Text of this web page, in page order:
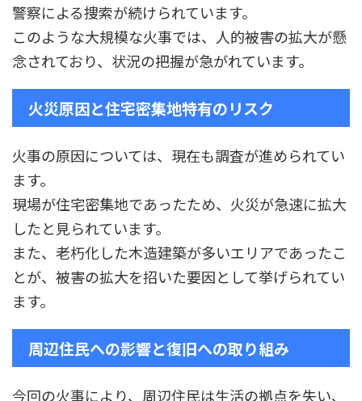
警察による捜索が続けられています。
このような大規模な火事では、人的被害の拡大が懸
念されており、状況の把握が急がれています。
火災原因と住宅密集地特有のリスク
火事の原因については、現在も調査が進められてい
ます。
現場が住宅密集地であったため、火災が急速に拡大
したと見られています。
また、老朽化した木造建築が多いエリアであったこ
とが、被害の拡大を招いた要因として挙げられてい
ます。
周辺住民への影響と復旧への取り組み
今回の火事により、周辺住民は生活の拠点を失い、